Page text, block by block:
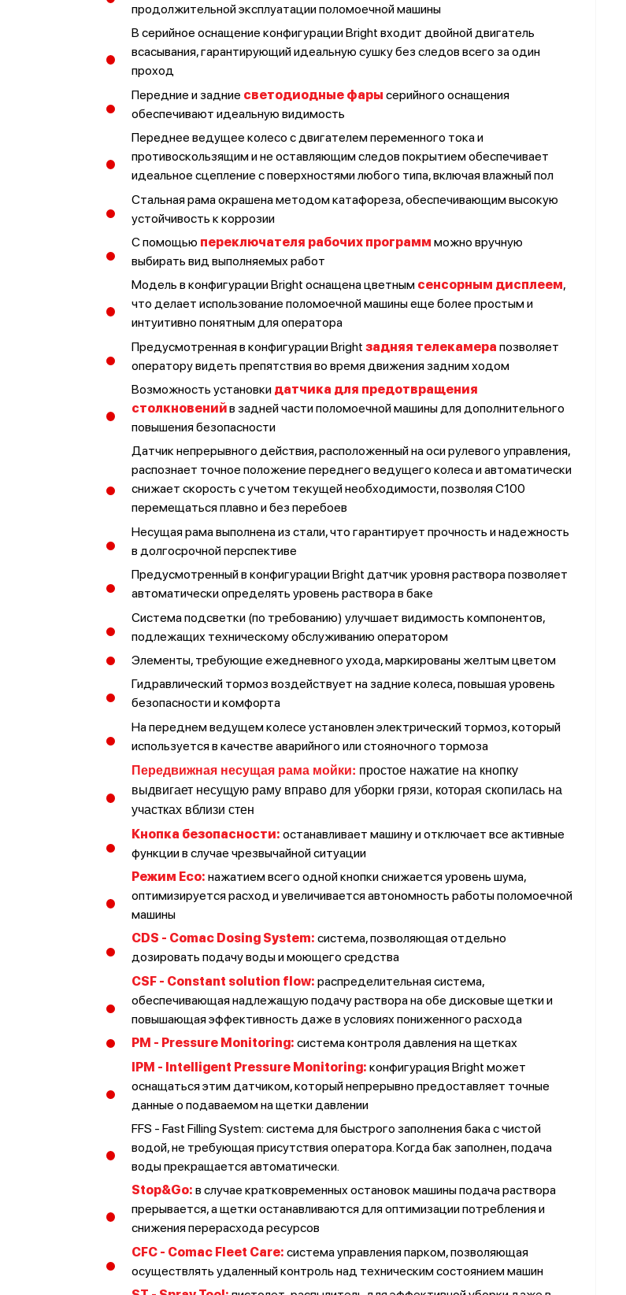
продолжительной эксплуатации поломоечной машины
В серийное оснащение конфигурации Bright входит двойной двигатель
всасывания, гарантирующий идеальную сушку без следов всего за один
проход
Передние и задние светодиодные фары серийного оснащения
обеспечивают идеальную видимость
Переднее ведущее колесо с двигателем переменного тока и
противоскользящим и не оставляющим следов покрытием обеспечивает
идеальное сцепление с поверхностями любого типа, включая влажный пол
Стальная рама окрашена методом катафореза, обеспечивающим высокую
устойчивость к коррозии
С помощью переключателя рабочих программ можно вручную
выбирать вид выполняемых работ
Модель в конфигурации Bright оснащена цветным сенсорным дисплеем,
что делает использование поломоечной машины еще более простым и
интуитивно понятным для оператора
Предусмотренная в конфигурации Bright задняя телекамера позволяет
оператору видеть препятствия во время движения задним ходом
Возможность установки датчика для предотвращения
столкновенийв задней части поломоечной машины для дополнительного
повышения безопасности
Датчик непрерывного действия, расположенный на оси рулевого управления,
распознает точное положение переднего ведущего колеса и автоматически
снижает скорость с учетом текущей необходимости, позволяя C100
перемещаться плавно и без перебоев
Несущая рама выполнена из стали, что гарантирует прочность и надежность
в долгосрочной перспективе
Предусмотренный в конфигурации Bright датчик уровня раствора позволяет
автоматически определять уровень раствора в баке
Система подсветки (по требованию) улучшает видимость компонентов,
подлежащих техническому обслуживанию оператором
Элементы, требующие ежедневного ухода, маркированы желтым цветом
Гидравлический тормоз воздействует на задние колеса, повышая уровень
безопасности и комфорта
На переднем ведущем колесе установлен электрический тормоз, который
используется в качестве аварийного или стояночного тормоза
Передвижная несущая рама мойки: простое нажатие на кнопку
выдвигает несущую раму вправо для уборки грязи, которая скопилась на
участках вблизи стен
Кнопка безопасности: останавливает машину и отключает все активные
функции в случае чрезвычайной ситуации
Режим Eco: нажатием всего одной кнопки снижается уровень шума,
оптимизируется расход и увеличивается автономность работы поломоечной
машины
CDS - Comac Dosing System: система, позволяющая отдельно
дозировать подачу воды и моющего средства
CSF - Constant solution flow: распределительная система,
обеспечивающая надлежащую подачу раствора на обе дисковые щетки и
повышающая эффективность даже в условиях пониженного расхода
PM - Pressure Monitoring: система контроля давления на щетках
IPM - Intelligent Pressure Monitoring: конфигурация Bright может
оснащаться этим датчиком, который непрерывно предоставляет точные
данные о подаваемом на щетки давлении
FFS - Fast Filling System: система для быстрого заполнения бака с чистой
водой, не требующая присутствия оператора. Когда бак заполнен, подача
воды прекращается автоматически.
Stop&Go: в случае кратковременных остановок машины подача раствора
прерывается, а щетки останавливаются для оптимизации потребления и
снижения перерасхода ресурсов
CFC - Comac Fleet Care: система управления парком, позволяющая
осуществлять удаленный контроль над техническим состоянием машин
Выберите удобный мессенджер:
TELEGRAM